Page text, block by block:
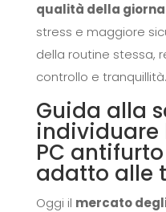
qualità della
stress e maggiore
della routine stessa,
controllo e tranquillità.
Guida alla
individuare
PC
adatto alle
Oggi il mercato